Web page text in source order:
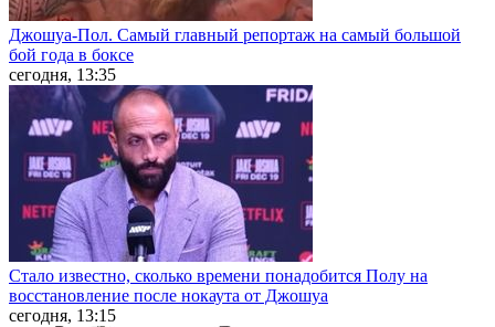
Джошуа-Пол. Самый главный репортаж на самый большой
бой года в боксе
сегодня, 13:35
Стало известно, сколько времени понадобится Полу на
восстановление после нокаута от Джошуа
сегодня, 13:15